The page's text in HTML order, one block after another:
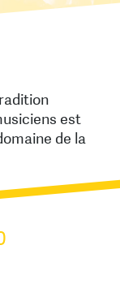
est
de la